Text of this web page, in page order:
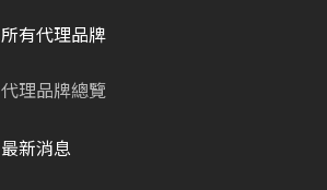
所有代理品牌
代理品牌總覽
最新消息